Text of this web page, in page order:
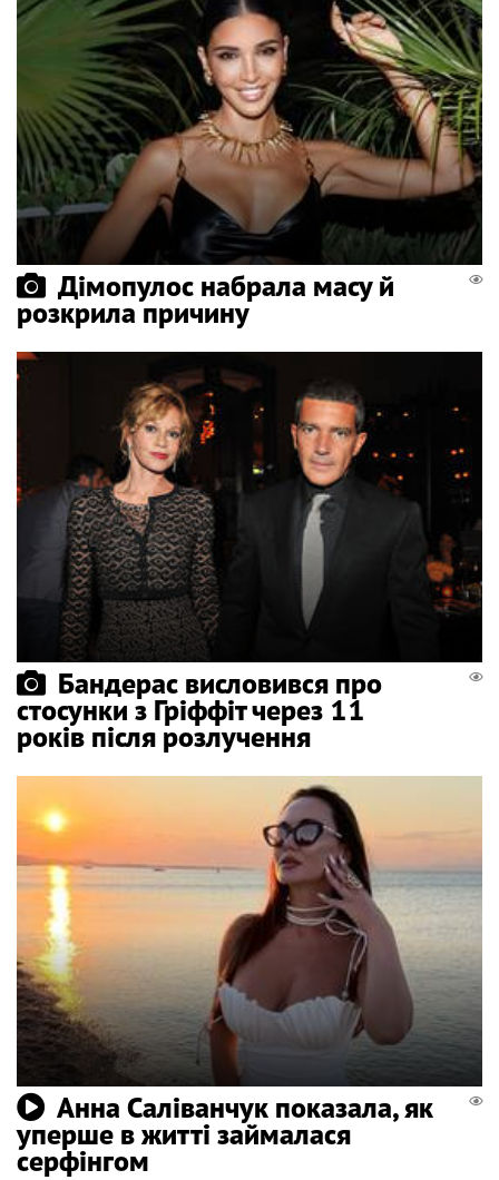
Дімопулос набрала масу й
розкрила причину
Бандерас висловився про
стосунки з Гріффіт через 11
років після розлучення
Анна Саліванчук показала, як
уперше в житті займалася
серфінгом